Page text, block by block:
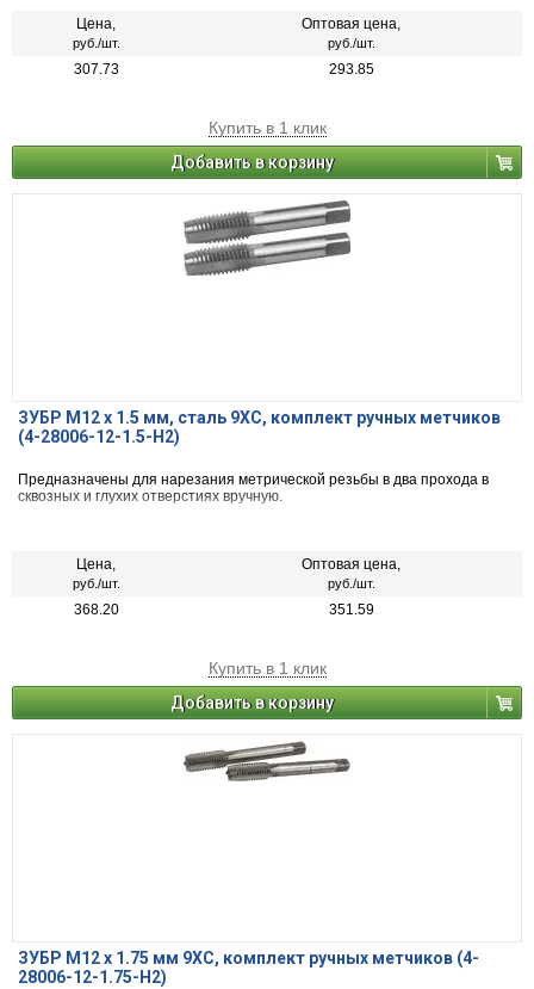
Цена,
руб./шт.
Оптовая цена,
руб./шт.
307.73 293.85
Купить в 1 клик
Добавить в корзину
ЗУБР М12 x 1.5 мм, сталь 9ХС, комплект ручных метчиков
(4-28006-12-1.5-H2)
Предназначены для нарезания метрической резьбы в два прохода в
сквозных и глухих отверстиях вручную.
Цена,
руб./шт.
Оптовая цена,
руб./шт.
368.20 351.59
Купить в 1 клик
Добавить в корзину
ЗУБР М12 x 1.75 мм 9ХС, комплект ручных метчиков (4-
28006-12-1.75-H2)